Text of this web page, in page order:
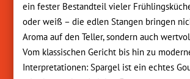
ein fester Bestandteil vieler
oder weiß – die edlen Stangen bringen
Aroma auf den Teller, sondern auch
Vom klassischen Gericht bis hin zu
Interpretationen: Spargel ist ein echtes